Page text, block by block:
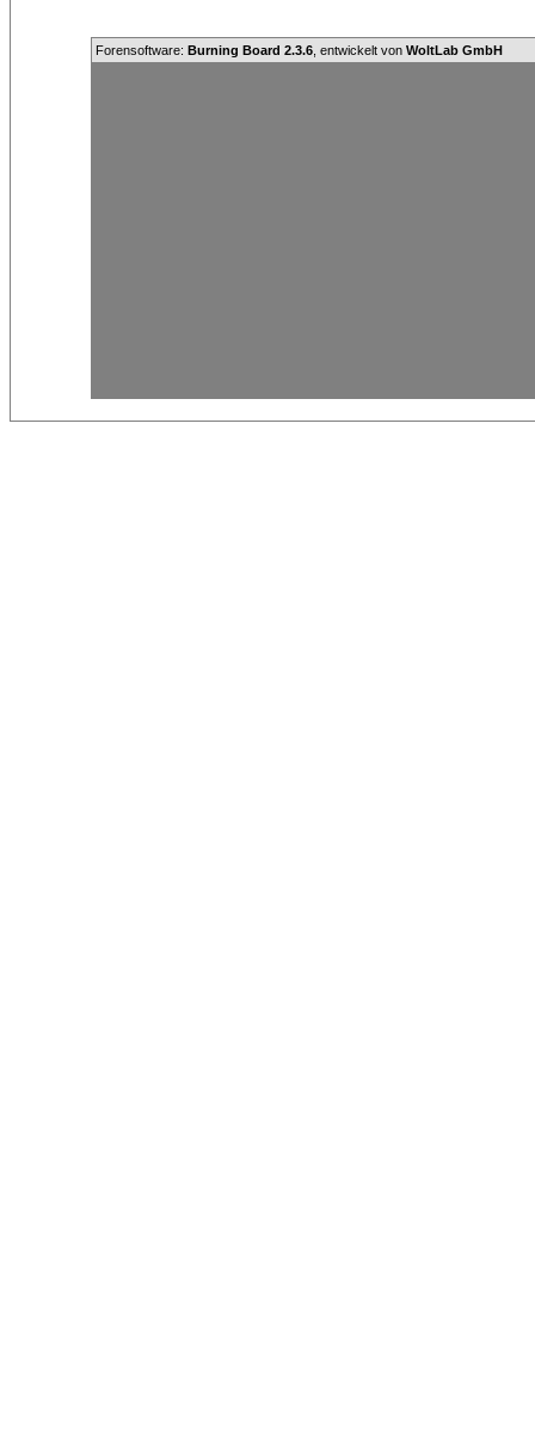
Forensoftware:Burning Board 2.3.6 , entwickelt vonWoltLab GmbH